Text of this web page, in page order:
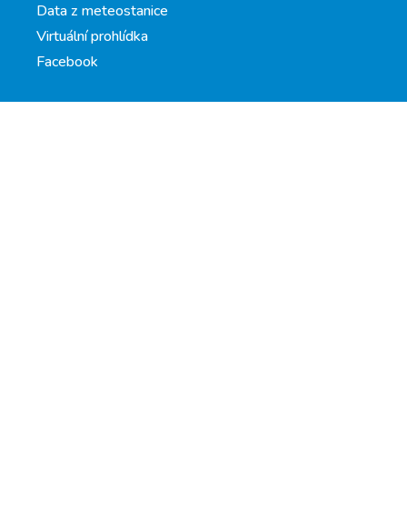
Data z meteostanice
Virtuální prohlídka
Facebook